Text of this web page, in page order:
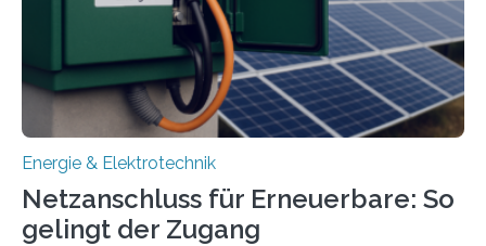
Millionen Euro, wovon 2,6 Millionen Euro durch das
Ministerium für Umwelt, Klima und…
Energie & Elektrotechnik
Netzanschluss für Erneuerbare: So
gelingt der Zugang